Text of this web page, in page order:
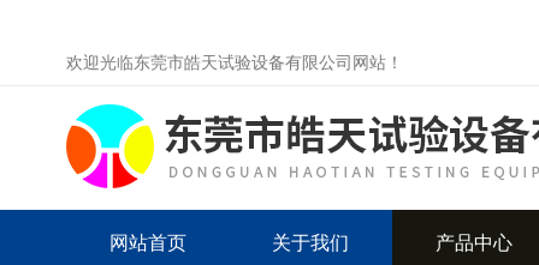
欢迎光临东莞市皓天试验设备有限公司网站！
网站首页 关于我们 产品中心